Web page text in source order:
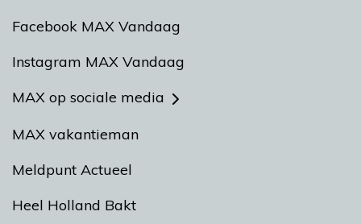
Facebook MAX Vandaag
Instagram MAX Vandaag
MAX op sociale media
MAX vakantieman
Meldpunt Actueel
Heel Holland Bakt